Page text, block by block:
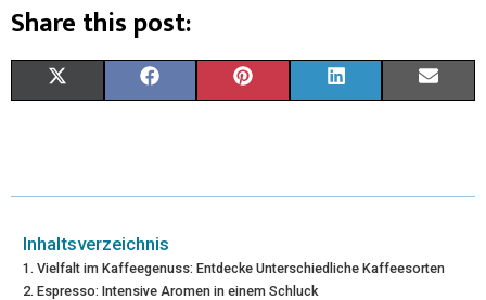
Share this post:
W
T
E
O
T
R
K
D
I
Inhaltsverzeichnis
Vielfalt im Kaffeegenuss: Entdecke Unterschiedliche Kaffeesorten
Espresso: Intensive Aromen in einem Schluck